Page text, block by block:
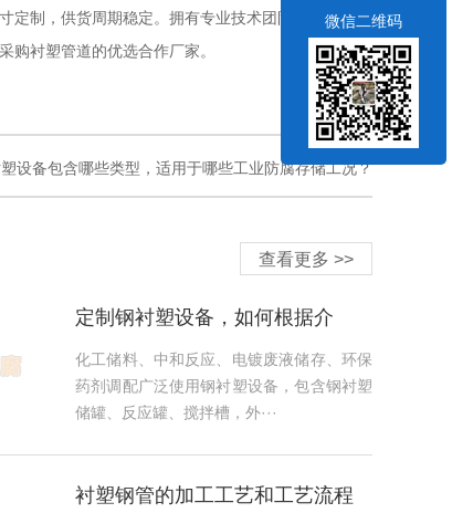
定制，供货周期稳定。拥有专业技术团队提供选型指
购衬塑管道的优选合作厂家。
设备包含哪些类型，适用于哪些工业防腐存储工况？
查看更多 >>
定制钢衬塑设备，如何根据介
质、温度选用衬层工艺，平衡使
用寿命与采购成本？
化工储料、中和反应、电镀废液储存、环保
药剂调配广泛使用钢衬塑设备，包含钢衬塑
储罐、反应罐、搅拌槽，外···
衬塑钢管的加工工艺和工艺流程
微信二维码